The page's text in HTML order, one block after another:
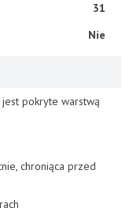
31
Nie
jest pokryte warstwą
chroniąca przed